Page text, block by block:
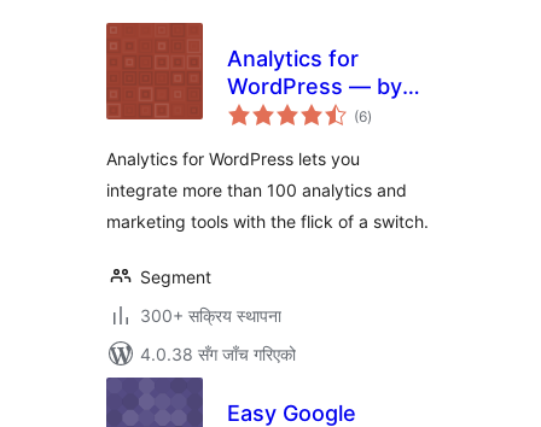
Analytics for
WordPress — by
Segment
(6कुल
रेटिङ्गहरू
)
Analytics for WordPress lets you
integrate more than 100 analytics and
marketing tools with the flick of a switch.
Segment
300+ सक्रिय स्थापना
4.0.38 सँग जाँच गरिएको
Easy Google